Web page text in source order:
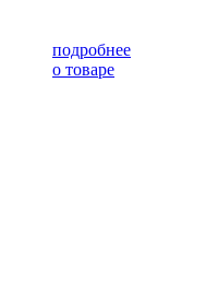
подробнее
о товаре